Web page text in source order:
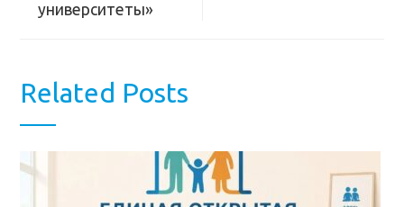
университеты»
Related Posts